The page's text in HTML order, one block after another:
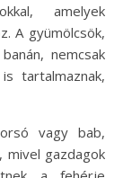
amelyek
A gyümölcsök,
nemcsak
tartalmaznak,
vagy bab,
mivel gazdagok